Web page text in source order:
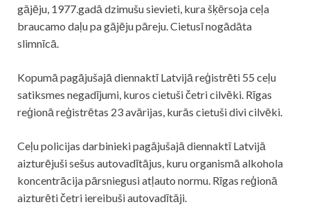
gājēju, 1977.gadā dzimušu sievieti, kura šķērsoja ceļa
braucamo daļu pa gājēju pāreju. Cietusī nogādāta
slimnīcā.
Kopumā pagājušajā diennaktī Latvijā reģistrēti 55 ceļu
satiksmes negadījumi, kuros cietuši četri cilvēki. Rīgas
reģionā reģistrētas 23avārijas, kurās cietuši divi cilvēki.
Ceļu policijas darbinieki pagājušajā diennaktī Latvijā
aizturējuši sešus autovadītājus, kuru organismā alkohola
koncentrācija pārsniegusi atļauto normu. Rīgas reģionā
aizturēti četri iereibuši autovadītāji.